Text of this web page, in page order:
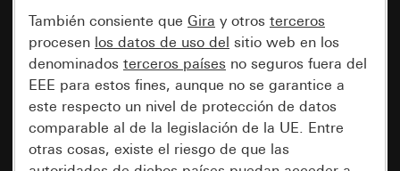
También consiente que Gira y otros terceros
procesen los datos de uso del sitio web en los
denominados terceros países no seguros fuera del
EEE para estos fines, aunque no se garantice a
este respecto un nivel de protección de datos
comparable al de la legislación de la UE. Entre
otras cosas, existe el riesgo de que las